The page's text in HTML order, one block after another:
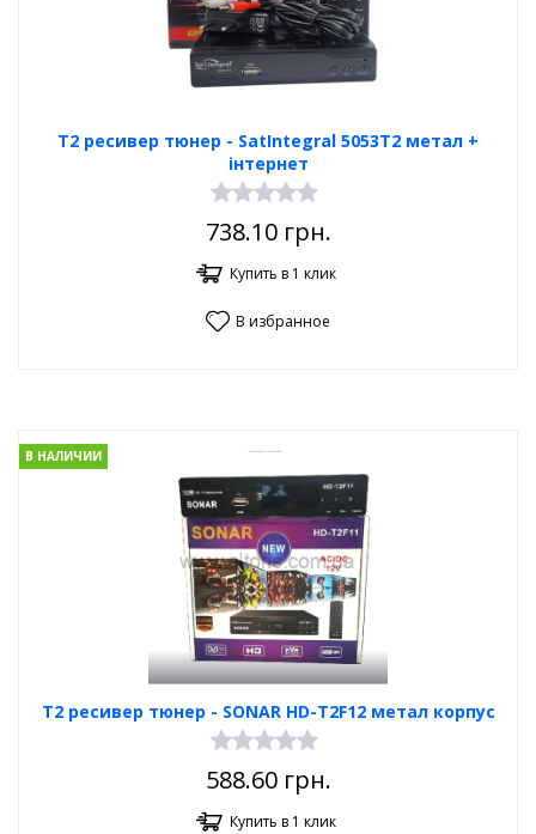
Т2 ресивер тюнер - SatIntegral 5053T2 метал +
інтернет
738.10грн.
Купить в 1 клик
В избранное
Т2 ресивер тюнер - SONAR HD-T2F12 метал корпус
В НАЛИЧИИ
588.60грн.
Купить в 1 клик